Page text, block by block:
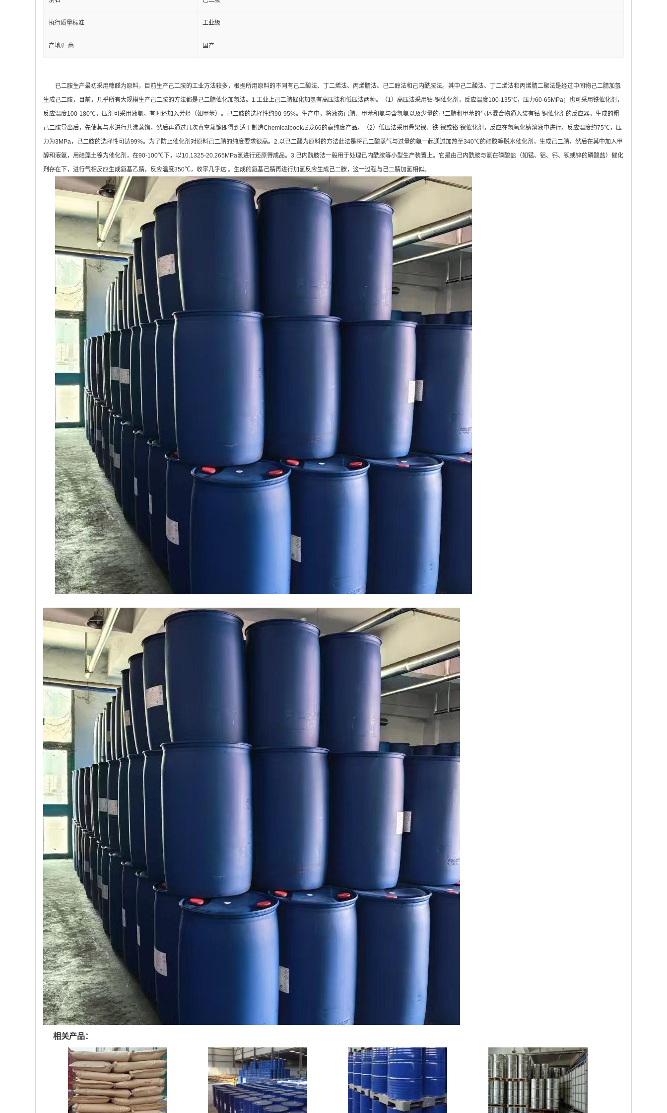
执行质量标准 工业级
产地/厂商 国产
已二胺生产最初采用糠醛为原料，目前生产己二胺的工业方法较多，根据所用原料的不同有己二酸法、丁二烯法、丙烯腈法、己二醇法和己内酰胺法。其中己二酸法、丁二烯法和丙烯腈二聚法是经过中间物己二腈加氢
生成己二胺，目前，几乎所有大规模生产己二胺的方法都是己二腈催化加氢法。1.工业上己二腈催化加氢有高压法和低压法两种。（1）高压法采用钴-铜催化剂，反应温度100-135℃，压力60-65MPa；也可采用铁催化剂，
反应温度100-180℃，压剂可采用液氨，有时还加入芳烃（如甲苯）。己二胺的选择性约90-95%。生产中，将液态已腈、甲苯和氨与含氢氨以及少量的己二腈和甲苯的气体混合物通入装有钴-铜催化剂的反应器，生成的粗
己二胺导出后，先使其与水进行共沸蒸馏，然后再通过几次真空蒸馏即得到适于制造Chemicalbook尼龙66的高纯度产品。（2）低压法采用骨架镍、铁-镍或铬-镍催化剂，反应在氢氧化钠溶液中进行。反应温度约75℃，压
力为3MPa，己二胺的选择性可达99%。为了防止催化剂对原料己二腈的纯度要求很高。2.以己二酸为原料的方法此法是将己二酸蒸气与过量的氨一起通过加热至340℃的硅胶等脱水催化剂，生成己二腈，然后在其中加入甲
醇和液氨，用硅藻土镍为催化剂，在90-100℃下，以10.1325-20.265MPa氢进行还原得成品。3.己内酰胺法一般用于处理已内酰胺等小型生产装置上。它是由己内酰胺与氨在磷酸盐（如锰、铝、钙、钡或锌的磷酸盐）催化
剂存在下，进行气相反应生成氨基乙腈，反应温度350℃，收率几乎达 。生成的氨基己腈再进行加氢反应生成己二胺，这一过程与己二腈加氢相似。
相关产品：